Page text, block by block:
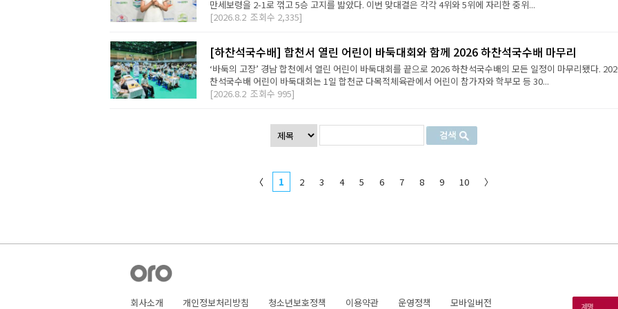
만세보령을 2-1로 꺾고 5승 고지를 밟았다. 이번 맞대결은 각각 4위와 5위에 자리한 중위...
[2026.8.2 조회수 2,335]
[하찬석국수배] 합천서 열린 어린이 바둑대회와 함께 2026 하찬석국수배 마무리
‘바둑의 고장’ 경남 합천에서 열린 어린이 바둑대회를 끝으로 2026 하찬석국수배의 모든 일정이 마무리됐다.
찬석국수배 어린이 바둑대회는 1일 합천군 다목적체육관에서 어린이 참가자와 학부모 등 30...
[2026.8.2 조회수 995]
〈 1 2 3 4 5 6 7 8 9 10 〉
회사소개 개인정보처리방침 청소년보호정책 이용약관 운영정책 모바일버전